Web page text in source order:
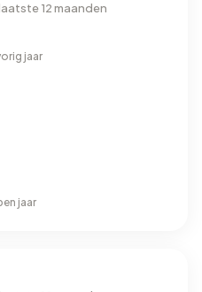
12 maanden
jaar
jaar